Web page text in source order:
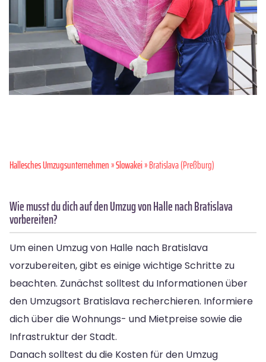
Hallesches Umzugsunternehmen»Slowakei» Bratislava (Preßburg)
Wie musst du dich auf den Umzug von Halle nach Bratislava
vorbereiten?
Um einen Umzug von Halle nach Bratislava
vorzubereiten, gibt es einige wichtige Schritte zu
beachten. Zunächst solltest du Informationen über
den Umzugsort Bratislava recherchieren. Informiere
dich über die Wohnungs- und Mietpreise sowie die
Infrastruktur der Stadt.
Danach solltest du die Kosten für den Umzug